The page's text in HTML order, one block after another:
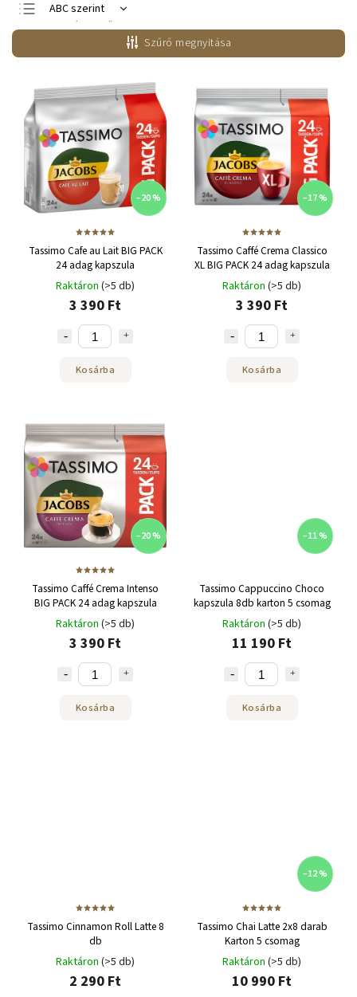
Legnépszerűbb
Legolcsóbb elöl
Legdrágább
ABC szerint
Szűrő megnyitása
–20 %
Tassimo Cafe au Lait BIG PACK
24 adag kapszula
Raktáron (>5 db)
3 390 Ft
Kosárba
–17 %
Tassimo Caffé Crema Classico
XL BIG PACK 24 adag kapszula
Raktáron (>5 db)
3 390 Ft
Kosárba
–20 %
Tassimo Caffé Crema Intenso
BIG PACK 24 adag kapszula
Raktáron (>5 db)
3 390 Ft
Kosárba
–11 %
Tassimo Cappuccino Choco
kapszula 8db karton 5 csomag
Raktáron (>5 db)
11 190 Ft
Kosárba
Tassimo Cinnamon Roll Latte 8
db
Raktáron (>5 db)
2 290 Ft
–12 %
Tassimo Chai Latte 2x8 darab
Karton 5 csomag
Raktáron (>5 db)
10 990 Ft